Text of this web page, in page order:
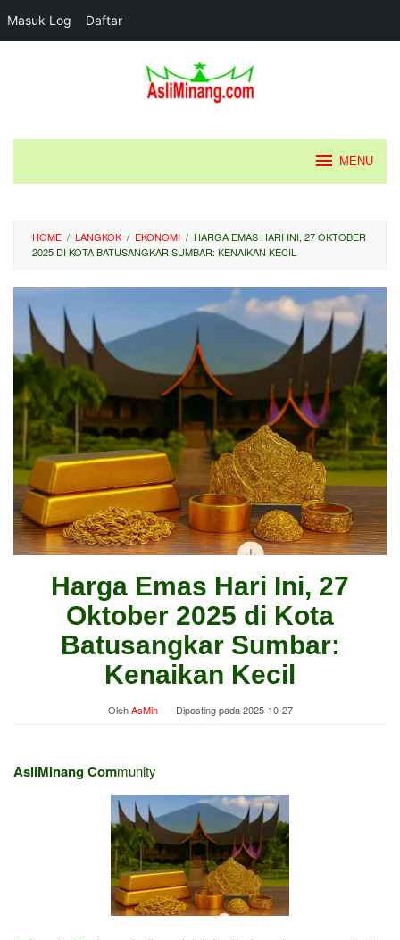
Masuk Log Daftar
MENU
HOME / LANGKOK / EKONOMI / HARGA EMAS HARI INI, 27 OKTOBER
2025 DI KOTA BATUSANGKAR SUMBAR: KENAIKAN KECIL
Harga Emas Hari Ini, 27
Oktober 2025 di Kota
Batusangkar Sumbar:
Kenaikan Kecil
OlehAsMin Diposting pada2025-10-27
AsliMinang Community